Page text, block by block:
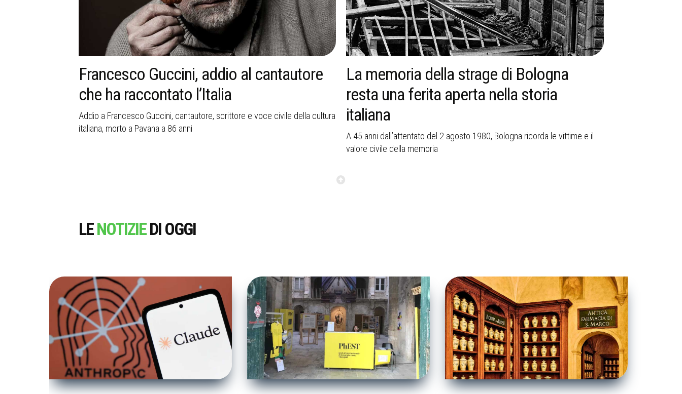
Francesco Guccini, addio al cantautore
che ha raccontato l’Italia
Addio a Francesco Guccini, cantautore, scrittore e voce civile della cultura
italiana, morto a Pavana a 86 anni
La memoria della strage di Bologna
resta una ferita aperta nella storia
italiana
A 45 anni dall’attentato del 2 agosto 1980, Bologna ricorda le vittime e il
valore civile della memoria
LENOTIZIEDI OGGI